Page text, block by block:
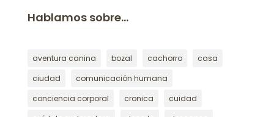
Hablamos sobre…
aventura canina bozal cachorro
casa
ciudad
comunicación humana
conciencia corporal
cronica
cuidad